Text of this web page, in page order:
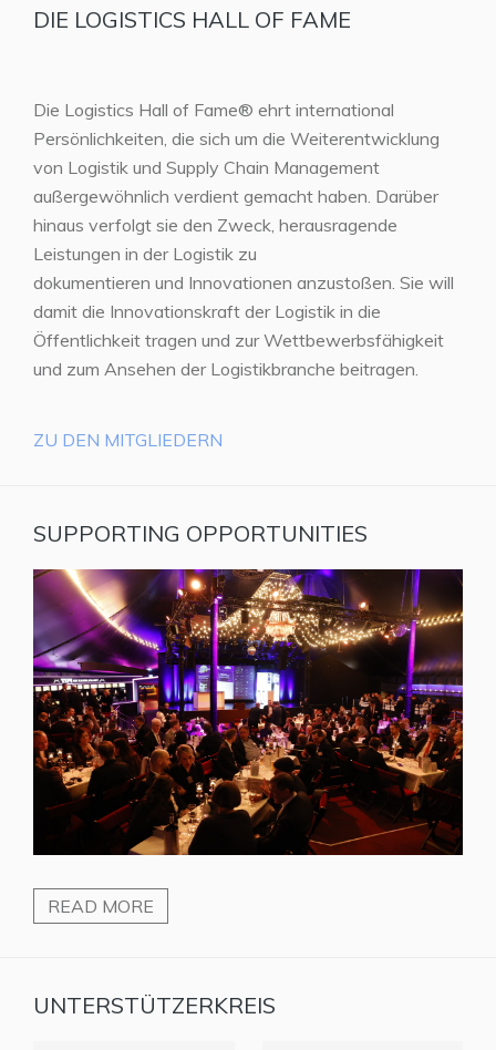
DIE LOGISTICS HALL OF FAME
Die Logistics Hall of Fame® ehrt international
Persönlichkeiten, die sich um die Weiterentwicklung
von Logistik und Supply Chain Management
außergewöhnlich verdient gemacht haben. Darüber
hinaus verfolgt sie den Zweck, herausragende
Leistungen in der Logistik zu
dokumentieren und Innovationen anzustoßen. Sie will
damit die Innovationskraft der Logistik in die
Öffentlichkeit tragen und zur Wettbewerbsfähigkeit
und zum Ansehen der Logistikbranche beitragen.
ZU DEN MITGLIEDERN
SUPPORTING OPPORTUNITIES
READ MORE
UNTERSTÜTZERKREIS